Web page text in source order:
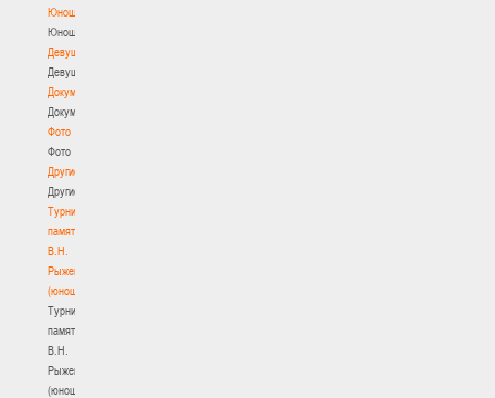
Юноши
Юноши
Девушки
Девушки
Документы
Документы
Фото
Фото
Другие
Другие
Турнир
памяти
В.Н.
Рыженкова
(юноши)
Турнир
памяти
В.Н.
Рыженкова
(юноши)